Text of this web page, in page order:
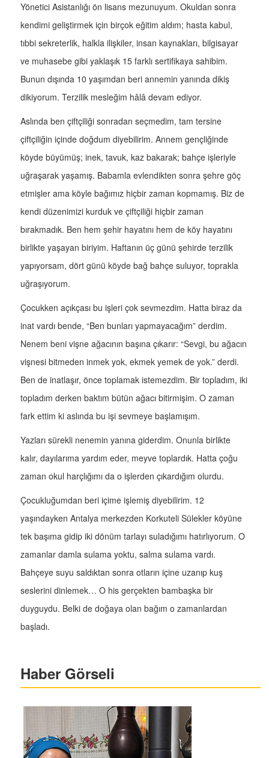
Yönetici Asistanlığı ön lisans mezunuyum. Okuldan sonra
kendimi geliştirmek için birçok eğitim aldım; hasta kabul,
tıbbi sekreterlik, halkla ilişkiler, insan kaynakları, bilgisayar
ve muhasebe gibi yaklaşık 15 farklı sertifikaya sahibim.
Bunun dışında 10 yaşımdan beri annemin yanında dikiş
dikiyorum. Terzilik mesleğim hâlâ devam ediyor.
Aslında ben çiftçiliği sonradan seçmedim, tam tersine
çiftçiliğin içinde doğdum diyebilirim. Annem gençliğinde
köyde büyümüş; inek, tavuk, kaz bakarak; bahçe işleriyle
uğraşarak yaşamış. Babamla evlendikten sonra şehre göç
etmişler ama köyle bağımız hiçbir zaman kopmamış. Biz de
kendi düzenimizi kurduk ve çiftçiliği hiçbir zaman
bırakmadık. Ben hem şehir hayatını hem de köy hayatını
birlikte yaşayan biriyim. Haftanın üç günü şehirde terzilik
yapıyorsam, dört günü köyde bağ bahçe suluyor, toprakla
uğraşıyorum.
Çocukken açıkçası bu işleri çok sevmezdim. Hatta biraz da
inat vardı bende, “Ben bunları yapmayacağım” derdim.
Nenem beni vişne ağacının başına çıkarır: “Sevgi, bu ağacın
vişnesi bitmeden inmek yok, ekmek yemek de yok.” derdi.
Ben de inatlaşır, önce toplamak istemezdim. Bir topladım, iki
topladım derken baktım bütün ağacı bitirmişim. O zaman
fark ettim ki aslında bu işi sevmeye başlamışım.
Yazları sürekli nenemin yanına giderdim. Onunla birlikte
kalır, dayılarıma yardım eder, meyve toplardık. Hatta çoğu
zaman okul harçlığımı da o işlerden çıkardığım olurdu.
Çocukluğumdan beri içime işlemiş diyebilirim. 12
yaşındayken Antalya merkezden Korkuteli Sülekler köyüne
tek başıma gidip iki dönüm tarlayı suladığımı hatırlıyorum. O
zamanlar damla sulama yoktu, salma sulama vardı.
Bahçeye suyu saldıktan sonra otların içine uzanıp kuş
seslerini dinlemek… O his gerçekten bambaşka bir
duyguydu. Belki de doğaya olan bağım o zamanlardan
başladı.
Haber Görseli